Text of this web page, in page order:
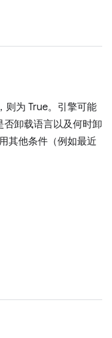
则为 True。引擎可能
卸载语言以及何时卸
其他条件（例如最近